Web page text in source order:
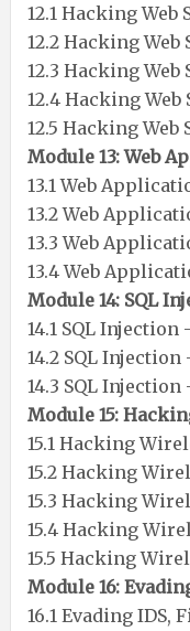
12.1 Hacking Web
12.2 Hacking Web
12.3 Hacking Web
12.4 Hacking
12.5 Hacking Web
Module 13: Web
13.1 Web
13.2 Web
13.3 Web
13.4 Web
Module 14: SQL
14.1 SQL Injection
14.2 SQL Injection
14.3 SQL Injection
Module 15:
15.1 Hacking
15.2 Hacking
15.3 Hacking
15.4 Hacking
15.5 Hacking
Module 16:
16.1 Evading IDS,